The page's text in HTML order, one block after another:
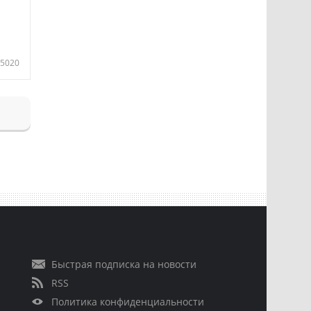
5020
Быстрая подписка на новости
RSS
Политика конфиденциальности